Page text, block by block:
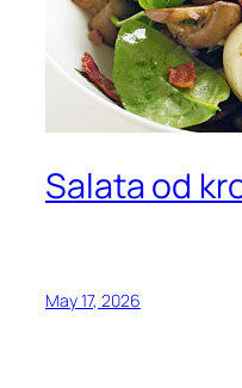
Salata od
May 17, 2026